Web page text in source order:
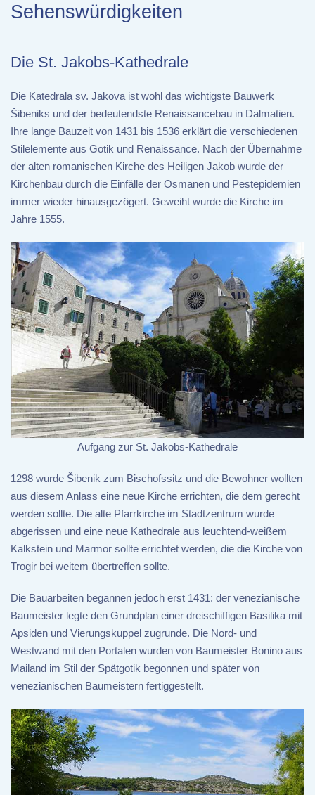
Sehenswürdigkeiten
Die St. Jakobs-Kathedrale
Die Katedrala sv. Jakova ist wohl das wichtigste Bauwerk
Šibeniks und der bedeutendste Renaissancebau in Dalmatien.
Ihre lange Bauzeit von 1431 bis 1536 erklärt die verschiedenen
Stilelemente aus Gotik und Renaissance. Nach der Übernahme
der alten romanischen Kirche des Heiligen Jakob wurde der
Kirchenbau durch die Einfälle der Osmanen und Pestepidemien
immer wieder hinausgezögert. Geweiht wurde die Kirche im
Jahre 1555.
Aufgang zur St. Jakobs-Kathedrale
1298 wurde Šibenik zum Bischofssitz und die Bewohner wollten
aus diesem Anlass eine neue Kirche errichten, die dem gerecht
werden sollte. Die alte Pfarrkirche im Stadtzentrum wurde
abgerissen und eine neue Kathedrale aus leuchtend-weißem
Kalkstein und Marmor sollte errichtet werden, die die Kirche von
Trogir bei weitem übertreffen sollte.
Die Bauarbeiten begannen jedoch erst 1431: der venezianische
Baumeister legte den Grundplan einer dreischiffigen Basilika mit
Apsiden und Vierungskuppel zugrunde. Die Nord- und
Westwand mit den Portalen wurden von Baumeister Bonino aus
Mailand im Stil der Spätgotik begonnen und später von
venezianischen Baumeistern fertiggestellt.